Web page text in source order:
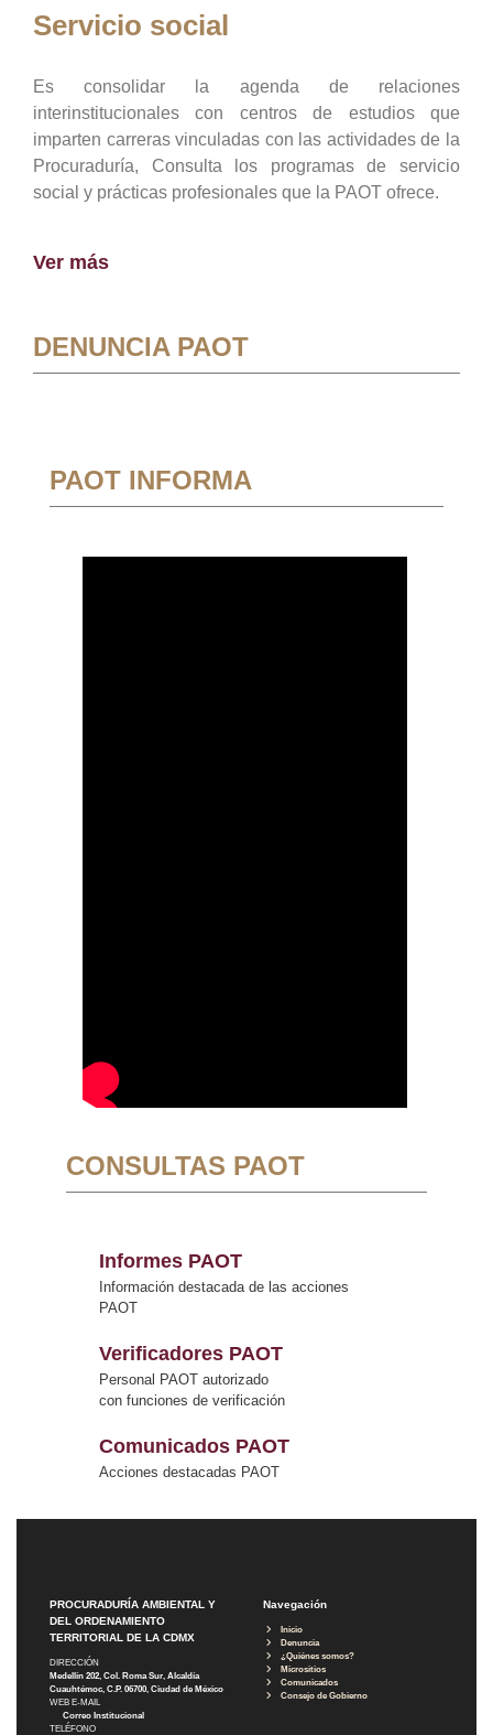
Servicio social
Es consolidar la agenda de relaciones
interinstitucionales con centros de estudios que
imparten carreras vinculadas con las actividades de la
Procuraduría, Consulta los programas de servicio
social y prácticas profesionales que la PAOT ofrece.
Ver más
DENUNCIA PAOT
PAOT INFORMA
CONSULTAS PAOT
Informes PAOT
Información destacada de las acciones
PAOT
Verificadores PAOT
Personal PAOT autorizado
con funciones de verificación
Comunicados PAOT
Acciones destacadas PAOT
PROCURADURÍA AMBIENTAL Y
DEL ORDENAMIENTO
TERRITORIAL DE LA CDMX
DIRECCIÓN
Medellín 202, Col. Roma Sur, Alcaldía
Cuauhtémoc, C.P. 06700, Ciudad de México
WEB E-MAIL
Correo Institucional
TELÉFONO
Navegación
Inicio
Denuncia
¿Quiénes somos?
Micrositios
Comunicados
Consejo de Gobierno